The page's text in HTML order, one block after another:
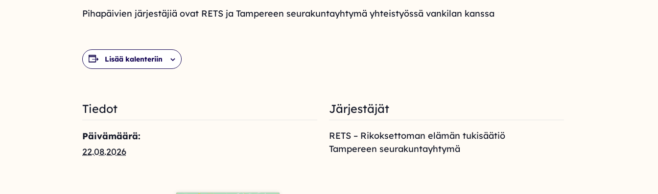
Pihapäivien järjestäjiä ovat RETS ja Tampereen seurakuntayhtymä yhteistyössä vankilan kanssa
Lisää kalenteriin
Tiedot
Päivämäärä:
22.08.2026
Järjestäjät
RETS – Rikoksettoman elämän tukisäätiö
Tampereen seurakuntayhtymä